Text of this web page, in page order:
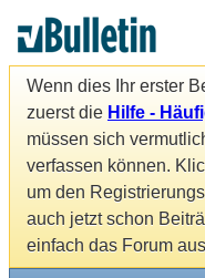
Wenn dies Ihr erster
zuerst die Hilfe -
müssen sich
verfassen können.
um den
auch jetzt schon
einfach das Forum